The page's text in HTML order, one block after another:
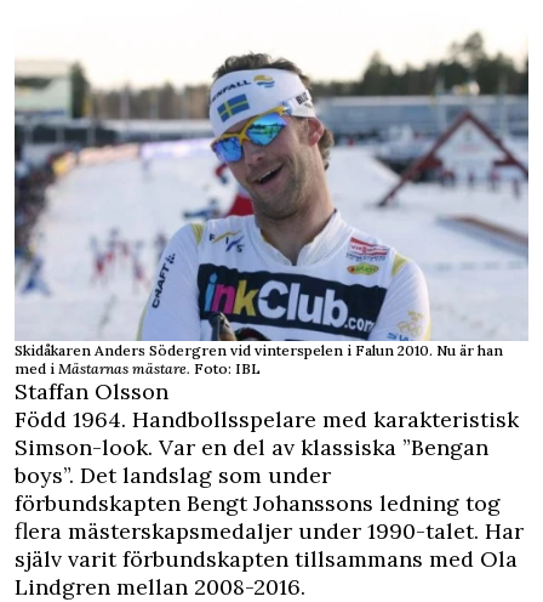
Skidåkaren Anders Södergren vid vinterspelen i Falun 2010. Nu är han
med i Mästarnas mästare. Foto: IBL
Staffan Olsson
Född 1964. Handbollsspelare med karakteristisk
Simson-look. Var en del av klassiska ”Bengan
boys”. Det landslag som under
förbundskapten Bengt Johanssons ledning tog
flera mästerskapsmedaljer under 1990-talet. Har
själv varit förbundskapten tillsammans med Ola
Lindgren mellan 2008-2016.